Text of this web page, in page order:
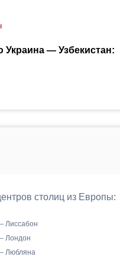
Украина — Узбекистан:
столиц из Европы:
Лиссабон
Лондон
Любляна